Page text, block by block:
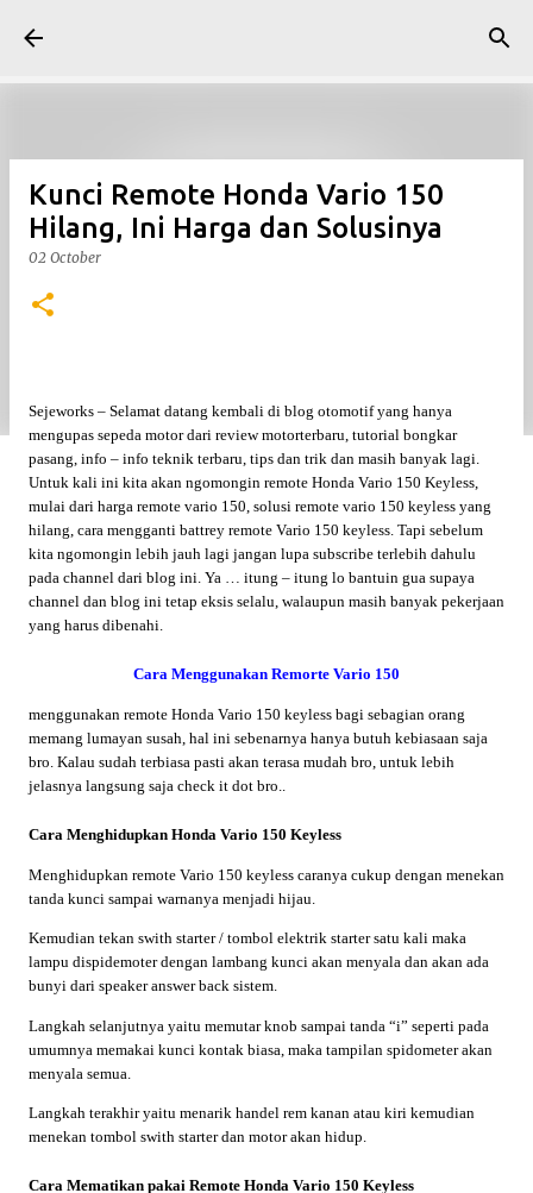
Kunci Remote Honda Vario 150
Hilang, Ini Harga dan Solusinya
02 October
Sejeworks – Selamat datang kembali di blog otomotif yang hanya
mengupas sepeda motor dari review motorterbaru, tutorial bongkar
pasang, info – info teknik terbaru, tips dan trik dan masih banyak lagi.
Untuk kali ini kita akan ngomongin remote Honda Vario 150 Keyless,
mulai dari harga remote vario 150, solusi remote vario 150 keyless yang
hilang, cara mengganti battrey remote Vario 150 keyless. Tapi sebelum
kita ngomongin lebih jauh lagi jangan lupa subscribe terlebih dahulu
pada channel dari blog ini. Ya … itung – itung lo bantuin gua supaya
channel dan blog ini tetap eksis selalu, walaupun masih banyak pekerjaan
yang harus dibenahi.
Cara Menggunakan Remorte Vario 150
menggunakan remote Honda Vario 150 keyless bagi sebagian orang
memang lumayan susah, hal ini sebenarnya hanya butuh kebiasaan saja
bro. Kalau sudah terbiasa pasti akan terasa mudah bro, untuk lebih
jelasnya langsung saja check it dot bro..
Cara Menghidupkan Honda Vario 150 Keyless
Menghidupkan remote Vario 150 keyless caranya cukup dengan menekan
tanda kunci sampai warnanya menjadi hijau.
Kemudian tekan swith starter / tombol elektrik starter satu kali maka
lampu dispidemoter dengan lambang kunci akan menyala dan akan ada
bunyi dari speaker answer back sistem.
Langkah selanjutnya yaitu memutar knob sampai tanda “i” seperti pada
umumnya memakai kunci kontak biasa, maka tampilan spidometer akan
menyala semua.
Langkah terakhir yaitu menarik handel rem kanan atau kiri kemudian
menekan tombol swith starter dan motor akan hidup.
Cara Mematikan pakai Remote Honda Vario 150 Keyless